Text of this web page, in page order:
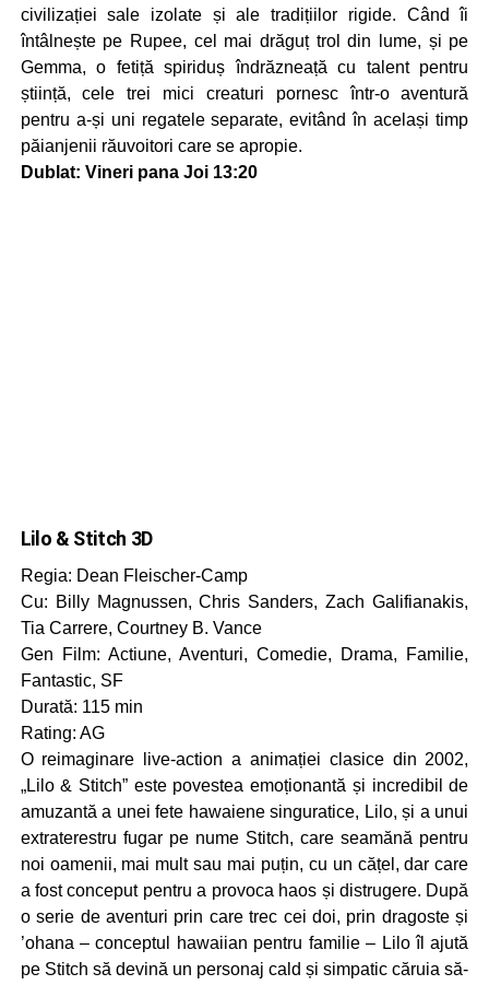
civilizației sale izolate și ale tradițiilor rigide. Când îi
întâlnește pe Rupee, cel mai drăguț trol din lume, și pe
Gemma, o fetiță spiriduș îndrăzneață cu talent pentru
știință, cele trei mici creaturi pornesc într-o aventură
pentru a-și uni regatele separate, evitând în același timp
păianjenii răuvoitori care se apropie.
Dublat: Vineri pana Joi 13:20
Lilo & Stitch 3D
Regia: Dean Fleischer-Camp
Cu: Billy Magnussen, Chris Sanders, Zach Galifianakis,
Tia Carrere, Courtney B. Vance
Gen Film: Actiune, Aventuri, Comedie, Drama, Familie,
Fantastic, SF
Durată: 115 min
Rating: AG
O reimaginare live-action a animației clasice din 2002,
„Lilo & Stitch” este povestea emoționantă și incredibil de
amuzantă a unei fete hawaiene singuratice, Lilo, și a unui
extraterestru fugar pe nume Stitch, care seamănă pentru
noi oamenii, mai mult sau mai puțin, cu un cățel, dar care
a fost conceput pentru a provoca haos și distrugere. După
o serie de aventuri prin care trec cei doi, prin dragoste și
’ohana – conceptul hawaiian pentru familie – Lilo îl ajută
pe Stitch să devină un personaj cald și simpatic căruia să-